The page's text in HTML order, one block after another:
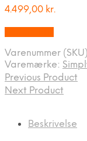
4.499,00 kr.
Varenummer
Varemærke:
Previous Product
Next Product
Beskrivelse